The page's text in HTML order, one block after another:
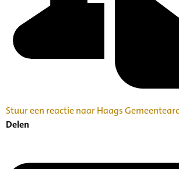
Stuur een reactie naar Haags
Delen